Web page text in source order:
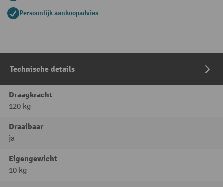
Persoonlijk aankoopadvies
Technische details
Draagkracht
120 kg
Draaibaar
ja
Eigengewicht
10 kg